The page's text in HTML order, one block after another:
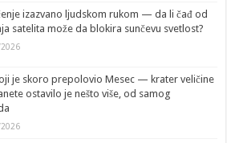
izazvano ljudskom rukom — da li čađ od
satelita može da blokira sunčevu svetlost?
je skoro prepolovio Mesec — krater veličine
ostavilo je nešto više, od samog